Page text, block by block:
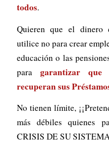
todos.
Quieren que el dinero
utilice no para crear
educación o las
para garantizar que
recuperan sus
No tienen límite,
más débiles quienes
CRISIS DE SU